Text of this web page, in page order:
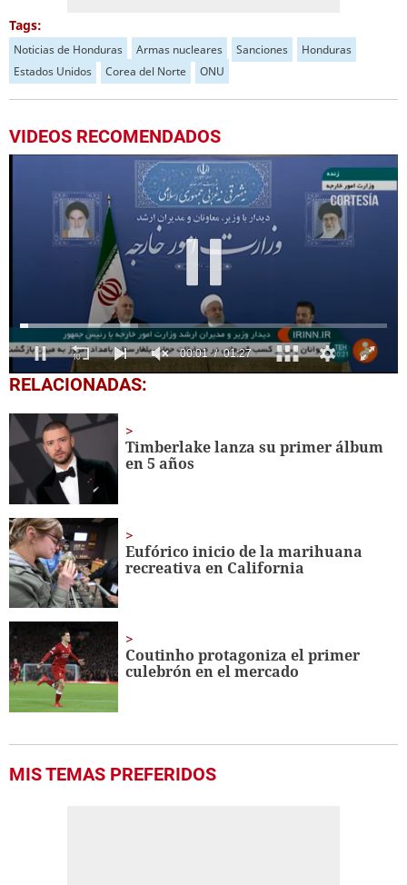
Tags:
Noticias de Honduras Armas nucleares Sanciones
Honduras
Estados Unidos
Corea del Norte ONU
VIDEOS RECOMENDADOS
0
seconds
1
minute,
seconds
RELACIONADAS:
Timberlake lanza su primer álbum
en 5 años
Eufórico inicio de la marihuana
recreativa en California
Coutinho protagoniza el primer
culebrón en el mercado
MIS TEMAS PREFERIDOS